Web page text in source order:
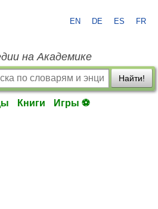
EN DE ES FR
на Академике
Найти!
Книги Игры ⚽